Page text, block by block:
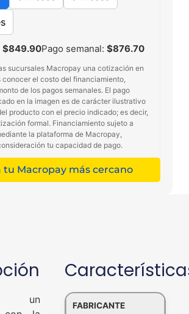
$849.90Pago semanal: $876.70
sucursales Macropay una cotización en
conocer el costo del financiamiento,
de los pagos semanales. El pago
en la imagen es de carácter ilustrativo
producto con el precio indicado; es decir,
formal. Financiamiento sujeto a
la plataforma de Macropay,
tu capacidad de pago.
tu Macropay más cercano
un
FABRICANTE